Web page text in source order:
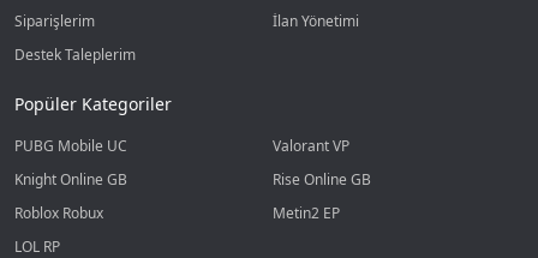
Siparişlerim
İlan Yönetimi
Destek Taleplerim
Popüler Kategoriler
PUBG Mobile UC
Valorant VP
Knight Online GB
Rise Online GB
Roblox Robux
Metin2 EP
LOL RP